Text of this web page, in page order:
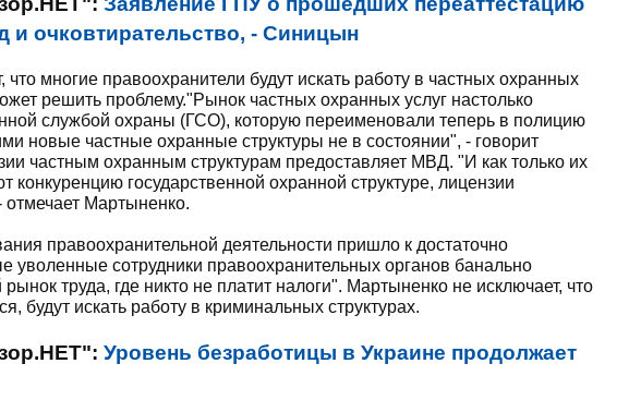
и очковтирательство, - Синицын
многие правоохранители будут искать работу в частных охранных
решить проблему."Рынок частных охранных услуг настолько
службой охраны (ГСО), которую переименовали теперь в полицию
новые частные охранные структуры не в состоянии", - говорит
частным охранным структурам предоставляет МВД. "И как только их
конкуренцию государственной охранной структуре, лицензии
отмечает Мартыненко.
правоохранительной деятельности пришло к достаточно
уволенные сотрудники правоохранительных органов банально
труда, где никто не платит налоги". Мартыненко не исключает, что
будут искать работу в криминальных структурах.
Уровень безработицы в Украине продолжает